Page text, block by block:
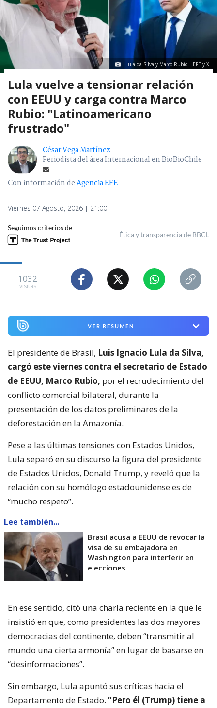
Lula da Silva y Marco Rubio | EFE y X
Lula vuelve a tensionar relación
con EEUU y carga contra Marco
Rubio: "Latinoamericano
frustrado"
César Vega Martínez
Periodista del área Internacional en BioBioChile
Con información deAgencia EFE
Viernes 07 Agosto, 2026 | 21:00
Seguimos criterios de
Ética y transparencia de BBCL
1032
visitas
VER RESUMEN
El presidente de Brasil, Luis Ignacio Lula da Silva,
cargó este viernes contra el secretario de Estado
de EEUU, Marco Rubio, por el recrudecimiento del
conflicto comercial bilateral, durante la
presentación de los datos preliminares de la
deforestación en la Amazonía.
Pese a las últimas tensiones con Estados Unidos,
Lula separó en su discurso la figura del presidente
de Estados Unidos, Donald Trump, y reveló que la
relación con su homólogo estadounidense es de
“mucho respeto”.
Lee también...
Brasil acusa a EEUU de revocar la
visa de su embajadora en
Washington para interferir en
elecciones
En ese sentido, citó una charla reciente en la que le
insistió en que, como presidentes las dos mayores
democracias del continente, deben “transmitir al
mundo una cierta armonía” en lugar de basarse en
“desinformaciones”.
Sin embargo, Lula apuntó sus críticas hacia el
Departamento de Estado. “Pero él (Trump) tiene a